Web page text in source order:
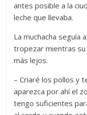
antes posible a la
leche que llevaba.
La muchacha seguía
tropezar mientras su
más lejos.
– Criaré los pollos y
aparezca por ahí el
tengo suficientes